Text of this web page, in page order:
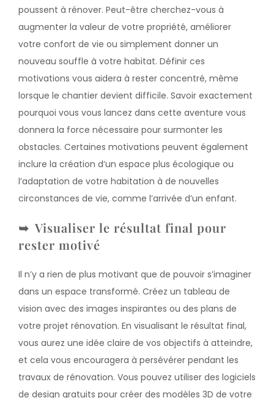
poussent à rénover. Peut-être cherchez-vous à
augmenter la valeur de votre propriété, améliorer
votre confort de vie ou simplement donner un
nouveau souffle à votre habitat. Définir ces
motivations vous aidera à rester concentré, même
lorsque le chantier devient difficile. Savoir exactement
pourquoi vous vous lancez dans cette aventure vous
donnera la force nécessaire pour surmonter les
obstacles. Certaines motivations peuvent également
inclure la création d’un espace plus écologique ou
l’adaptation de votre habitation à de nouvelles
circonstances de vie, comme l’arrivée d’un enfant.
Visualiser le résultat final pour
rester motivé
Il n’y a rien de plus motivant que de pouvoir s’imaginer
dans un espace transformé. Créez un tableau de
vision avec des images inspirantes ou des plans de
votre projet rénovation. En visualisant le résultat final,
vous aurez une idée claire de vos objectifs à atteindre,
et cela vous encouragera à persévérer pendant les
travaux de rénovation. Vous pouvez utiliser des logiciels
de design gratuits pour créer des modèles 3D de votre